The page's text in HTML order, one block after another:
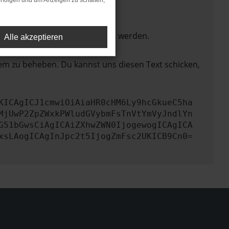
nicht mehr unterstützt werden.
zu beheben. Du kannst uns diesen Text schicken,
Alle akzeptieren